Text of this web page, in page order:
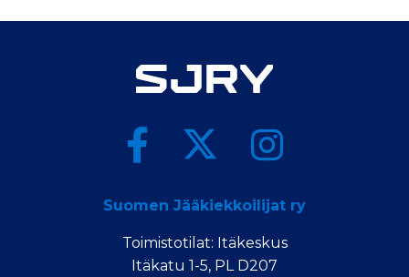
Suomen Jääkiekkoilijat ry
Toimistotilat: Itäkeskus
Itäkatu 1-5, PL D207